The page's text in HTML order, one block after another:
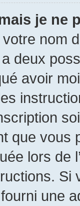
je ne
nom
deux
avoir
que
lors de
Si
une